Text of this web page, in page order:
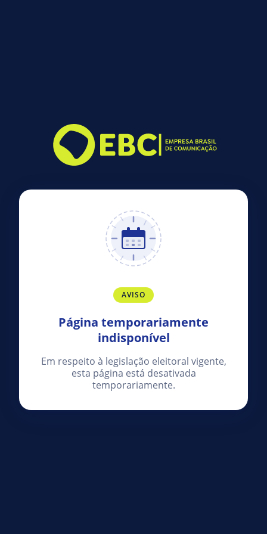
AVISO
Página temporariamente
indisponível
Em respeito à legislação eleitoral vigente,
esta página está desativada
temporariamente.